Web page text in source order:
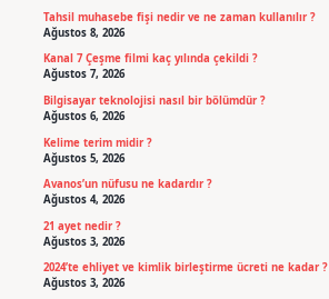
Tahsil muhasebe fişi nedir ve ne zaman kullanılır ?
Ağustos 8, 2026
Kanal 7 Çeşme filmi kaç yılında çekildi ?
Ağustos 7, 2026
Bilgisayar teknolojisi nasıl bir bölümdür ?
Ağustos 6, 2026
Kelime terim midir ?
Ağustos 5, 2026
Avanos’un nüfusu ne kadardır ?
Ağustos 4, 2026
21 ayet nedir ?
Ağustos 3, 2026
2024’te ehliyet ve kimlik birleştirme ücreti ne kadar ?
Ağustos 3, 2026